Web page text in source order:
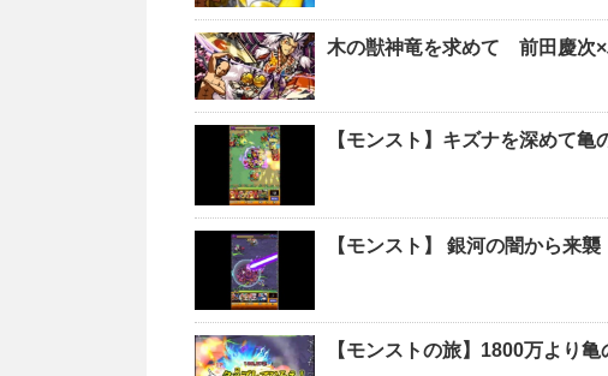
木の獣神竜を求めて 前田慶次×
【モンスト】キズナを深めて亀
【モンスト】 銀河の闇から来
【モンストの旅】1800万より